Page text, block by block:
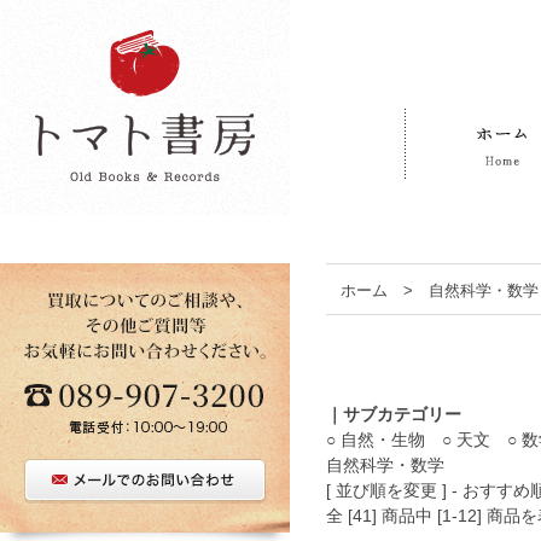
ホーム > 自然科学・数学
｜サブカテゴリー
○ 自然・生物 ○ 天文 ○
自然科学・数学
[ 並び順を変更 ] - おすすめ
全 [41] 商品中 [1-12] 商品